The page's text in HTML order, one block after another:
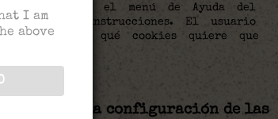
consultarse el menú de Ayuda del
encontrar instrucciones. El usuario
elegir qué cookies quiere que
web.
mediante la configuración de las
I am
above